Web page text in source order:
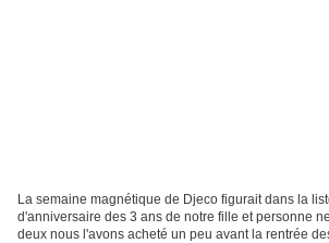
La semaine magnétique de Djeco figurait dans la
d'anniversaire des 3 ans de notre fille et personne
deux nous l'avons acheté un peu avant la rentrée